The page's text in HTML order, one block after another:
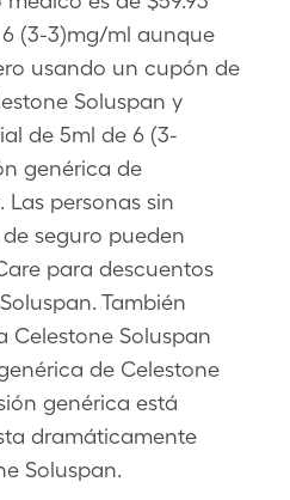
6 (3-3)mg/ml aunque
usando un cupón de
Soluspan y
de 5ml de 6 (3-
genérica de
Las personas sin
seguro pueden
para descuentos
También
Celestone Soluspan
de Celestone
genérica está
dramáticamente
Soluspan.